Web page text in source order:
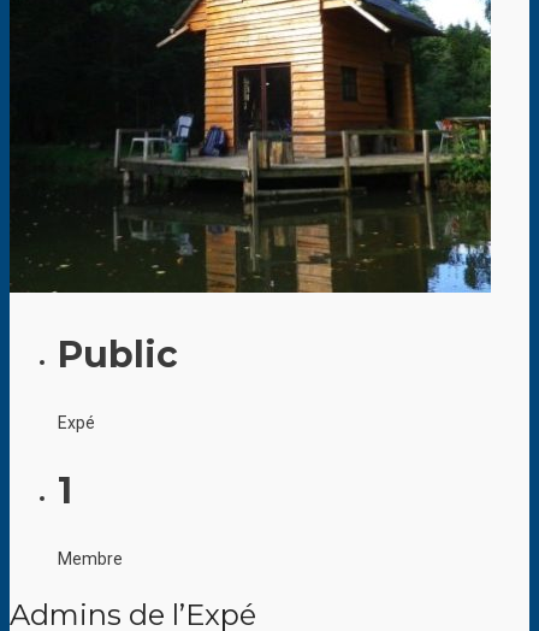
Public
Expé
1
Membre
Admins de l’Expé